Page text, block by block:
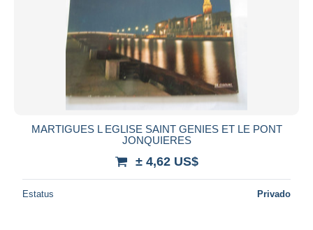
Aplicar
MARTIGUES L EGLISE SAINT GENIES ET LE PONT
JONQUIERES
± 4,62 US$
Estatus Privado